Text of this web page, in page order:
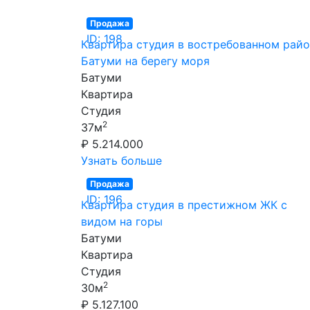
Продажа
ID: 198
Квартира студия в востребованном
Батуми на берегу моря
Батуми
Квартира
Студия
37м2
₽ 5.214.000
Узнать больше
Продажа
ID: 196
Квартира студия в престижном ЖК с
видом на горы
Батуми
Квартира
Студия
30м2
₽ 5.127.100